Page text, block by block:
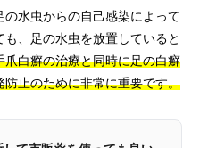
水虫からの自己感染によって
、足の水虫を放置していると
爪白癬の治療と同時に足の白癬
止のために非常に重要です。